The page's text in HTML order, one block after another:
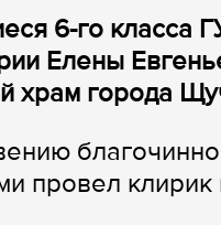
6-го класса
Елены
храм города
провел